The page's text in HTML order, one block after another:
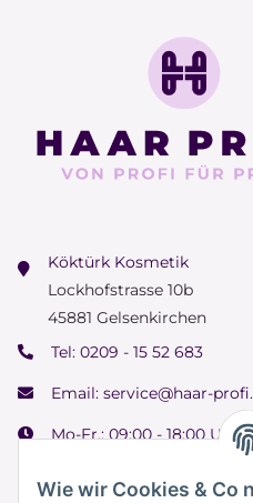
Wie wir Cookies & Co
Köktürk Kosmetik
Lockhofstrasse 10b
45881 Gelsenkirchen
Tel: 0209 - 15 52 683
Email: service@haar-
Mo-Fr.: 09:00 - 18:00 Uhr
Samstag: 09:00 - 15:00